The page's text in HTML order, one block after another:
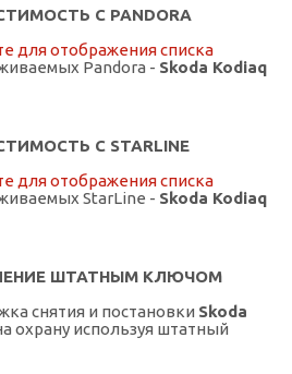
С PANDORA
для отображения списка
Pandora - Skoda Kodiaq
С STARLINE
для отображения списка
StarLine - Skoda Kodiaq
ШТАТНЫМ КЛЮЧОМ
снятия и постановки Skoda
охрану используя штатный